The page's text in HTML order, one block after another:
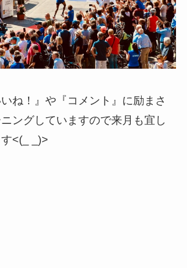
ね！』や『コメント』に励まさ
ングしていますので来月も宜し
<(_ _)>